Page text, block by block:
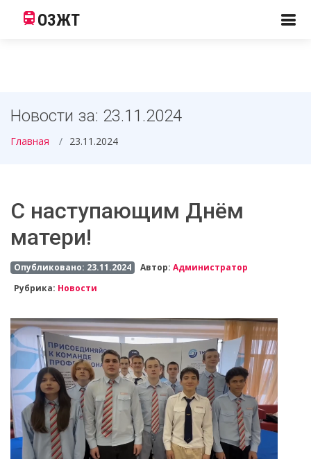
ОЗЖТ
Новости за: 23.11.2024
Главная 23.11.2024
С наступающим Днём
матери!
Опубликовано: 23.11.2024 Автор:Администратор
Рубрика: Новости